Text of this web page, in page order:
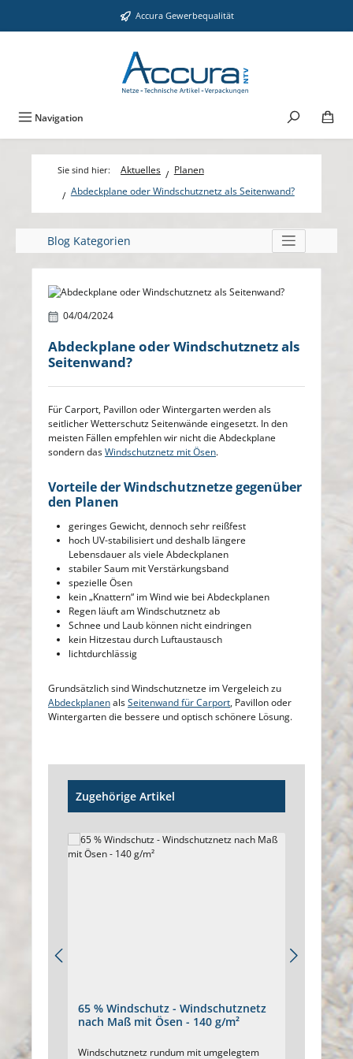
Zum Hauptinhalt springen Accura Gewerbequalität
Navigation
Aktuelles
Planen
Abdeckplane oder Windschutznetz als Seitenwand?
Blog Kategorien
Bildergalerie überspringen
04/04/2024
Abdeckplane oder Windschutznetz als
Seitenwand?
Für Carport, Pavillon oder Wintergarten werden als
seitlicher Wetterschutz Seitenwände eingesetzt. In den
meisten Fällen empfehlen wir nicht die Abdeckplane
sondern dasWindschutznetz mit Ösen.
Vorteile der Windschutznetze gegenüber
den Planen
geringes Gewicht, dennoch sehr reißfest
hoch UV-stabilisiert und deshalb längere
Lebensdauer als viele Abdeckplanen
stabiler Saum mit Verstärkungsband
spezielle Ösen
kein „Knattern“ im Wind wie bei Abdeckplanen
Regen läuft am Windschutznetz ab
Schnee und Laub können nicht eindringen
kein Hitzestau durch Luftaustausch
lichtdurchlässig
Grundsätzlich sind Windschutznetze im Vergeleich zu
AbdeckplanenalsSeitenwand für Carport, Pavillon oder
Wintergarten die bessere und optisch schönere Lösung.
Zugehörige Artikel
65 % Windschutz - Windschutznetz
nach Maß mit Ösen - 140 g/m²
Windschutznetz rundum mit umgelegtem
85